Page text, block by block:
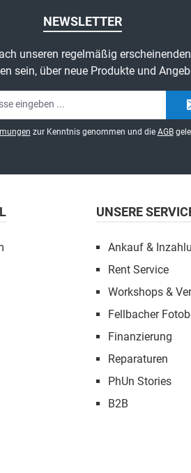
NEWSLETTER
unseren regelmäßig
sein, über neue Produkte und
Mail-
Adresse*
zur Kenntnis genommen und die AGB
UNSERE
Ankauf &
Rent Service
Workshops &
Fellbacher
Finanzierung
Reparaturen
PhUn Stories
B2B